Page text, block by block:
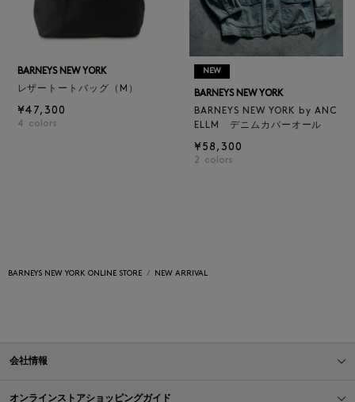
BARNEYS NEW YORK
レザートートバッグ（M）
¥47,300
4 colors
NEW
BARNEYS NEW YORK
BARNEYS NEW YORK by ANC
ELLM デニムカバーオール
¥58,300
2 colors
BARNEYS NEW YORK ONLINE STORE NEW ARRIVAL
会社情報
オンラインストアショッピングガイド